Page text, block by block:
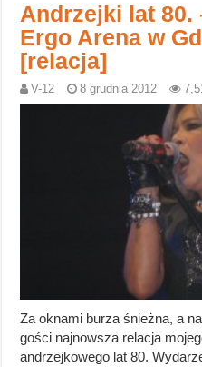
Andrzejki lat 80.
Ergo Arena w
[relacja]
V-12 8 grudnia 2012
Za oknami burza śnieżna, a
gości najnowsza relacja
andrzejkowego lat 80.